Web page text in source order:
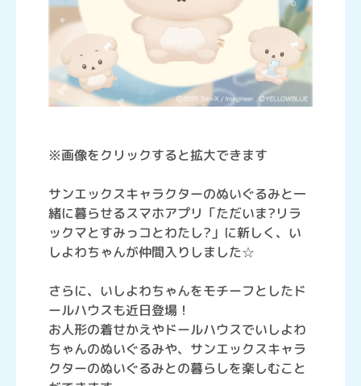
※画像をクリックすると拡大できます
サンエックスキャラクターのぬいぐるみと一
緒に暮らせるスマホアプリ「ただいま?リラ
ックマとすみっコとわたし?」に新しく、い
しよわちゃんが仲間入りしました☆
さらに、いしよわちゃんをモチーフとしたド
ールハウスも近日登場！
お人形の着せかえやドールハウスでいしよわ
ちゃんのぬいぐるみや、サンエックスキャラ
クターのぬいぐるみとの暮らしを楽しむこと